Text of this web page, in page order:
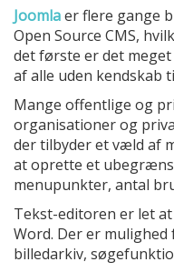
Joomlaer flere gange
Open Source CMS,
det første er det
af alle uden kendskab
Mange offentlige og
organisationer og
der tilbyder et væld af
at oprette et
menupunkter, antal
Tekst-editoren er let
Word. Der er
billedarkiv,